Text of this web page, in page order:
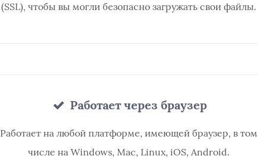
(SSL), чтобы вы могли безопасно загружать свои файлы.
Работает через браузер
Работает на любой платформе, имеющей браузер, в том
числе на Windows, Mac, Linux, iOS, Android.